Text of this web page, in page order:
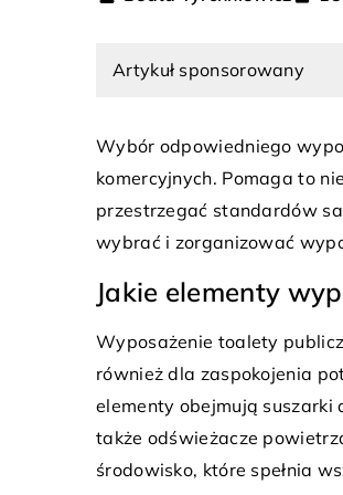
Artykuł sponsorowany
Wybór odpowiedniego
komercyjnych. Pomaga to
przestrzegać standardów
wybrać i zorganizować
Jakie elementy
Wyposażenie toalety
również dla zaspokojenia
elementy obejmują suszarki
także odświeżacze
środowisko, które spełnia
korzyści z wyboru kotłów na
ogrzewania domu?
się nad wyborem źródła
rozwiązanie dla Twojego
zalety i przekonaj się,
warto rozważyć tę opcję
5
Jak